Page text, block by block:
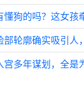
懂狗的吗？这女孩